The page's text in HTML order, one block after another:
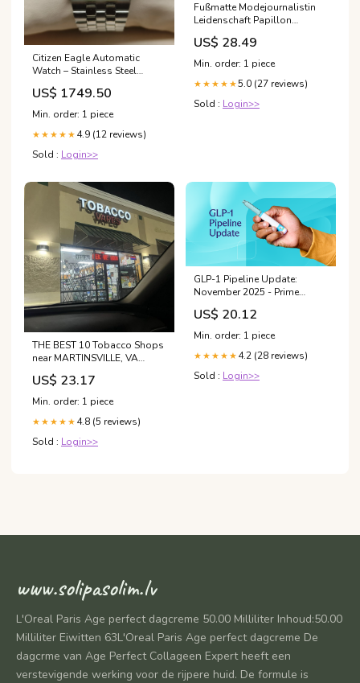
Citizen Eagle Automatic
Watch – Stainless Steel
Automatic seiko luxury watch
US$ 1749.50
Min. order: 1 piece
★★★★★ 4.9 (12 reviews)
Sold : Login>>
Fußmatte Modejournalistin
Leidenschaft Papillon
Moment
US$ 28.49
Min. order: 1 piece
★★★★★5.0 (27 reviews)
Sold : Login>>
THE BEST 10 Tobacco Shops
near MARTINSVILLE, VA
24112 - Updated 2026 -
Hours
US$ 23.17
Min. order: 1 piece
★★★★★ 4.8 (5 reviews)
Sold : Login>>
GLP-1 Pipeline Update:
November 2025 - Prime
Therapeutics
US$ 20.12
Min. order: 1 piece
★★★★★ 4.2 (28 reviews)
Sold : Login>>
www.solipasolim.lv
L'Oreal Paris Age perfect dagcreme 50.00 Milliliter Inhoud:50.00
Milliliter Eiwitten 63L'Oreal Paris Age perfect dagcreme De
dagcrme van Age Perfect Collageen Expert heeft een
verstevigende werking voor de rijpere huid. De formule is